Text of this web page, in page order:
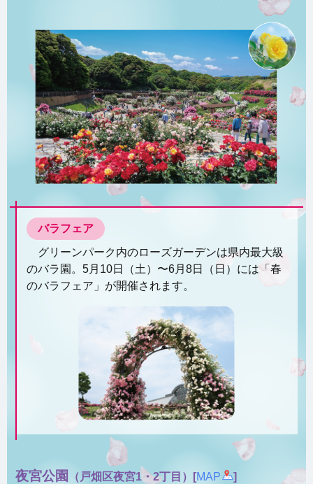
バラフェア
グリーンパーク内のローズガーデンは県内最大級
のバラ園。5月10日（土）〜6月8日（日）には「春
のバラフェア」が開催されます。
夜宮公園 （戸畑区夜宮1・2丁目）[MAP ]